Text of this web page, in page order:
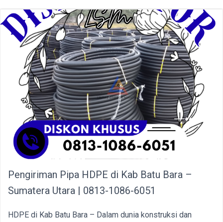
Pengiriman Pipa HDPE di Kab Batu Bara –
Sumatera Utara | 0813-1086-6051
HDPE di Kab Batu Bara – Dalam dunia konstruksi dan